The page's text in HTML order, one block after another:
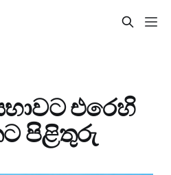
එරෙහි
පිළිතුරු